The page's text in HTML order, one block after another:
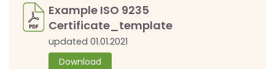
Example ISO 9235
Certificate_template
updated 01.01.2021
Download